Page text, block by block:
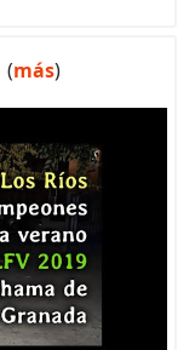
(más)